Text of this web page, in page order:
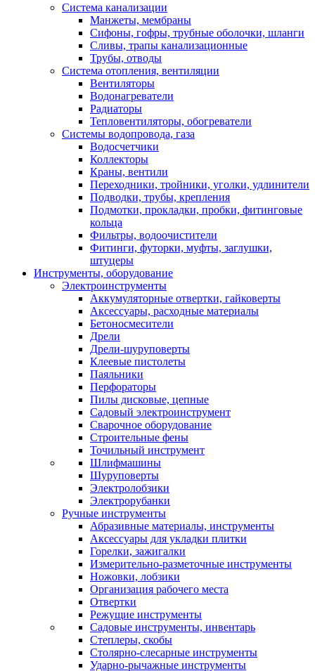
Система канализации
Манжеты, мембраны
Сифоны, гофры, трубные оболочки, шланги
Сливы, трапы канализационные
Трубы, отводы
Система отопления, вентиляции
Вентиляторы
Водонагреватели
Радиаторы
Тепловентиляторы, обогреватели
Системы водопровода, газа
Водосчетчики
Коллекторы
Краны, вентили
Переходники, тройники, уголки, удлинители
Подводки, трубы, крепления
Подмотки, прокладки, пробки, фитинговые
кольца
Фильтры, водоочистители
Фитинги, футорки, муфты, заглушки,
штуцеры
Инструменты, оборудование
Электроинструменты
Аккумуляторные отвертки, гайковерты
Аксессуары, расходные материалы
Бетоносмесители
Дрели
Дрели-шуруповерты
Клеевые пистолеты
Паяльники
Перфораторы
Пилы дисковые, цепные
Садовый электроинструмент
Сварочное оборудование
Строительные фены
Точильный инструмент
Шлифмашины
Шуруповерты
Электролобзики
Электрорубанки
Ручные инструменты
Абразивные материалы, инструменты
Аксессуары для укладки плитки
Горелки, зажигалки
Измерительно-разметочные инструменты
Ножовки, лобзики
Организация рабочего места
Отвертки
Режущие инструменты
Садовые инструменты, инвентарь
Степлеры, скобы
Столярно-слесарные инструменты
Ударно-рычажные инструменты